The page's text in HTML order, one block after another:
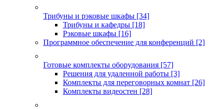
Трибуны и рэковые шкафы [34]
Трибуны и кафедры [18]
Рэковые шкафы [16]
Программное обеспечение для конференций [2]
Готовые комплекты оборудования [57]
Решения для удаленной работы [3]
Комплекты для переговорных комнат [26]
Комплекты видеостен [28]